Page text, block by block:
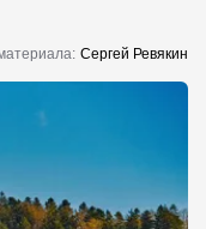
Сергей Ревякин